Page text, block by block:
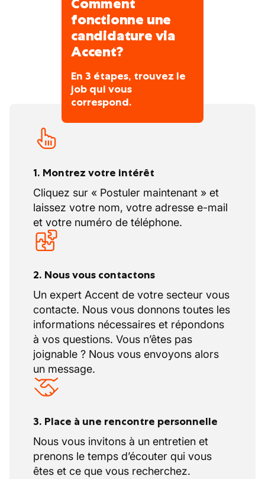
fonctionne une
candidature via
Accent?
En 3 étapes, trouvez le
job qui vous
correspond.
1. Montrez votre intérêt
Cliquez sur « Postuler maintenant » et
laissez votre nom, votre adresse e-mail
et votre numéro de téléphone.
2. Nous vous contactons
Un expert Accent de votre secteur vous
contacte. Nous vous donnons toutes les
informations nécessaires et répondons
à vos questions. Vous n’êtes pas
joignable ? Nous vous envoyons alors
un message.
3. Place à une rencontre personnelle
Nous vous invitons à un entretien et
prenons le temps d’écouter qui vous
êtes et ce que vous recherchez.